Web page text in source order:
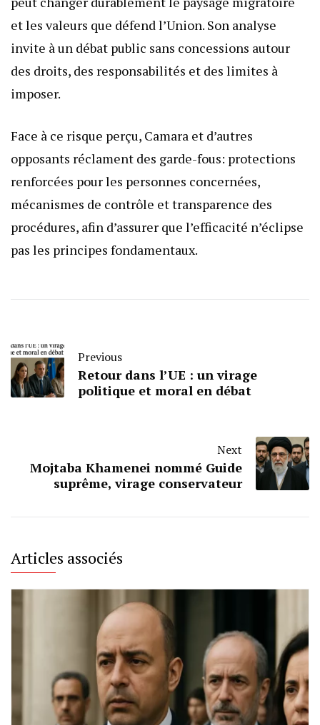
et les valeurs que défend l’Union. Son analyse
invite à un débat public sans concessions autour
des droits, des responsabilités et des limites à
imposer.
Face à ce risque perçu, Camara et d’autres
opposants réclament des garde-fous: protections
renforcées pour les personnes concernées,
mécanismes de contrôle et transparence des
procédures, afin d’assurer que l’efficacité n’éclipse
pas les principes fondamentaux.
Previous
Retour dans l’UE : un virage
politique et moral en débat
Next
Mojtaba Khamenei nommé Guide
suprême, virage conservateur
Articles associés